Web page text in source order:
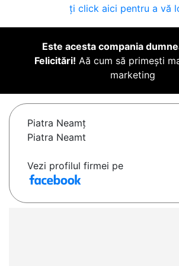
ți click aici pentru a vă
Este acesta compania
Felicitări! Aă cum să primești
marketing
Piatra Neamţ
Piatra Neamt
Vezi profilul firmei pe